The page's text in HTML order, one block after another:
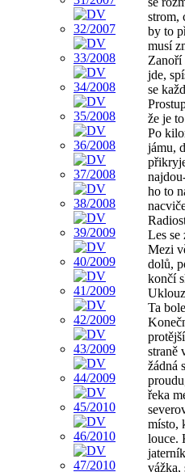
strom,
by to
musí
Zanoří
jde,
se
že je
Po
jámu,
ho to
Les se
Mezi
dolů,
končí
Ta
straně
žádná
řeka
místo,
louce.
vážka,